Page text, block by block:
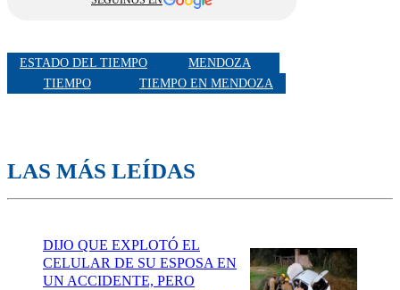
ESTADO DEL TIEMPO
MENDOZA
TIEMPO
TIEMPO EN MENDOZA
LAS MÁS LEÍDAS
DIJO QUE EXPLOTÓ EL
CELULAR DE SU ESPOSA EN
UN ACCIDENTE, PERO